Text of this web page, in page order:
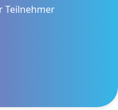
Teilnehmer